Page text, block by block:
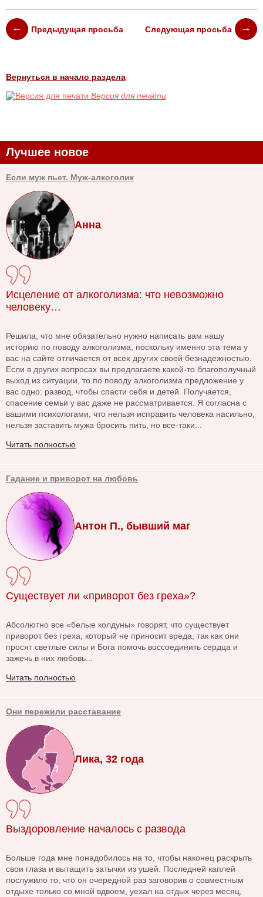
Предыдущая просьба Следующая просьба
Вернуться в начало раздела
Версия для печати
Лучшее новое
Если муж пьет. Муж-алкоголик
Анна
Исцеление от алкоголизма: что невозможно
человеку…
Решила, что мне обязательно нужно написать вам нашу
историю по поводу алкоголизма, поскольку именно эта тема у
вас на сайте отличается от всех других своей безнадежностью.
Если в других вопросах вы предлагаете какой-то благополучный
выход из ситуации, то по поводу алкоголизма предложение у
вас одно: развод, чтобы спасти себя и детей. Получается,
спасение семьи у вас даже не рассматривается. Я согласна с
вашими психологами, что нельзя исправить человека насильно,
нельзя заставить мужа бросить пить, но все-таки...
Читать полностью
Гадание и приворот на любовь
Антон П., бывший маг
Существует ли «приворот без греха»?
Абсолютно все «белые колдуны» говорят, что существует
приворот без греха, который не приносит вреда, так как они
просят светлые силы и Бога помочь воссоединить сердца и
зажечь в них любовь...
Читать полностью
Они пережили расставание
Лика, 32 года
Выздоровление началось с развода
Больше года мне понадобилось на то, чтобы наконец раскрыть
свои глаза и вытащить затычки из ушей. Последней каплей
послужило то, что он очередной раз заговорив о совместным
отдыхе только со мной вдвоем, уехал на отдых через месяц,